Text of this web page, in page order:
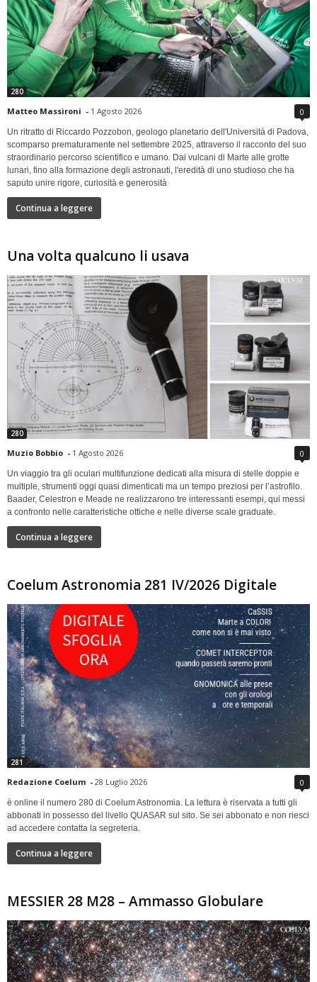
280
Matteo Massironi - 1 Agosto 2026 0
Un ritratto di Riccardo Pozzobon, geologo planetario dell'Università di Padova,
scomparso prematuramente nel settembre 2025, attraverso il racconto del suo
straordinario percorso scientifico e umano. Dai vulcani di Marte alle grotte
lunari, fino alla formazione degli astronauti, l'eredità di uno studioso che ha
saputo unire rigore, curiosità e generosità
Continua a leggere
Una volta qualcuno li usava
280
Muzio Bobbio - 1 Agosto 2026 0
Un viaggio tra gli oculari multifunzione dedicati alla misura di stelle doppie e
multiple, strumenti oggi quasi dimenticati ma un tempo preziosi per l’astrofilo.
Baader, Celestron e Meade ne realizzarono tre interessanti esempi, qui messi
a confronto nelle caratteristiche ottiche e nelle diverse scale graduate.
Continua a leggere
Coelum Astronomia 281 IV/2026 Digitale
281
Redazione Coelum - 28 Luglio 2026 0
è online il numero 280 di Coelum Astronomia. La lettura è riservata a tutti gli
abbonati in possesso del livello QUASAR sul sito. Se sei abbonato e non riesci
ad accedere contatta la segreteria.
Continua a leggere
MESSIER 28 M28 – Ammasso Globulare